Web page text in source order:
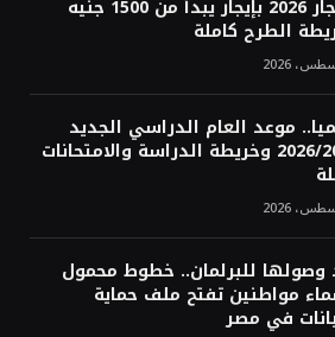
الإيجار 2026 بإيجار يبدأ من 1500 جنيه
الطرح كاملة
موعد العام الدراسي الجديد
2026/2027 وخريطة الدراسة والامتحانات
وصولها للبرلمان.. خطوط محمول
مواطنين تفتح ملف حماية
في مصر